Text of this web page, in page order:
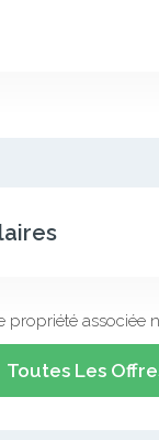
propriété associée
Toutes Les